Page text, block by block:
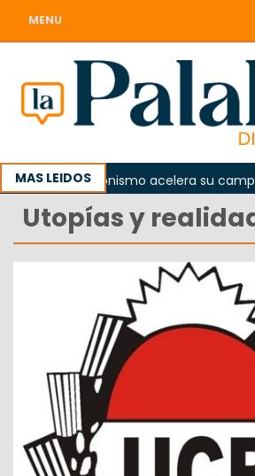
MENU
MAS LEIDOS
El peronismo acelera su campaña
Utopías y